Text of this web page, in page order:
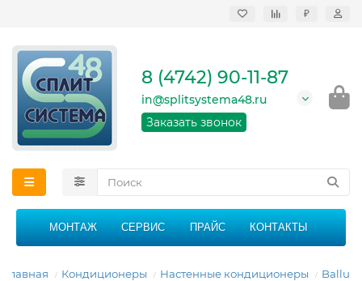
₽
кондиционеров в
области
График работы: 9:00 -
21:00 без перерыва и
8 (4742) 90-11-87
in@splitsystema48.ru
Заказать звонок
МОНТАЖ СЕРВИС ПРАЙС КОНТАКТЫ
Главная Кондиционеры Настенные кондиционеры Ballu